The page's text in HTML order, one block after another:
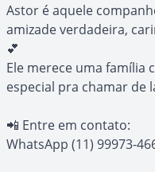
Astor é aquele
amizade verdadeira,
💕
Ele merece uma família
especial pra chamar de
📲 Entre em contato:
WhatsApp (11) 99973-